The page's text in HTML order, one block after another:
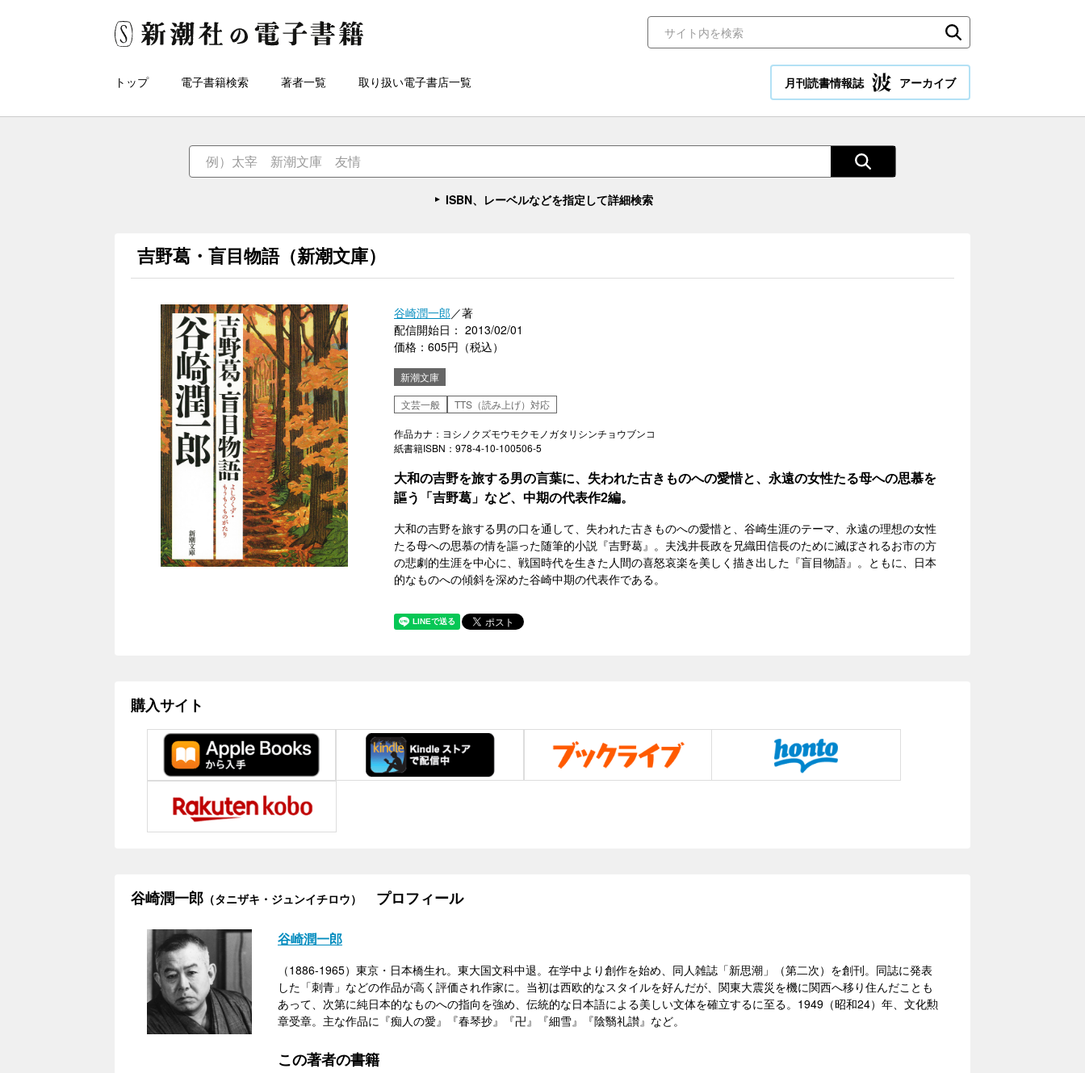
トップ 電子書籍検索 著者一覧 取り扱い電子書店一覧 月刊読書情報誌 アーカイブ
ISBN、レーベルなどを指定して詳細検索
吉野葛・盲目物語（新潮文庫）
谷崎潤一郎／著
配信開始日： 2013/02/01
価格：605円（税込）
新潮文庫
文芸一般
TTS（読み上げ）対応
作品カナ：ヨシノクズモウモクモノガタリシンチョウブンコ
紙書籍ISBN：978-4-10-100506-5
大和の吉野を旅する男の言葉に、失われた古きものへの愛惜と、永遠の女性たる母への思慕を
謳う「吉野葛」など、中期の代表作2編。
大和の吉野を旅する男の口を通して、失われた古きものへの愛惜と、谷崎生涯のテーマ、永遠の理想の女性
たる母への思慕の情を謳った随筆的小説『吉野葛』。夫浅井長政を兄織田信長のために滅ぼされるお市の方
の悲劇的生涯を中心に、戦国時代を生きた人間の喜怒哀楽を美しく描き出した『盲目物語』。ともに、日本
的なものへの傾斜を深めた谷崎中期の代表作である。
購入サイト
谷崎潤一郎 （タニザキ・ジュンイチロウ） プロフィール
谷崎潤一郎
（1886-1965）東京・日本橋生れ。東大国文科中退。在学中より創作を始め、同人雑誌「新思潮」（第二次）を創刊。同誌に発表
した「刺青」などの作品が高く評価され作家に。当初は西欧的なスタイルを好んだが、関東大震災を機に関西へ移り住んだことも
あって、次第に純日本的なものへの指向を強め、伝統的な日本語による美しい文体を確立するに至る。1949（昭和24）年、文化勲
章受章。主な作品に『痴人の愛』『春琴抄』『卍』『細雪』『陰翳礼讃』など。
この著者の書籍